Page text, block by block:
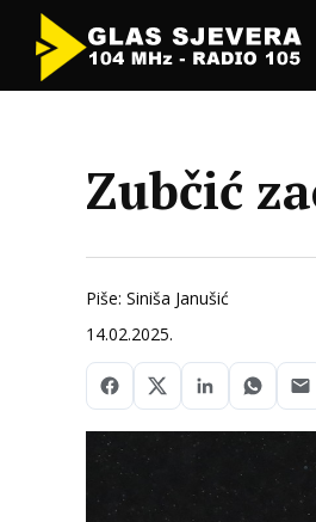
Zubčić
Piše: Siniša Janušić
14.02.2025.